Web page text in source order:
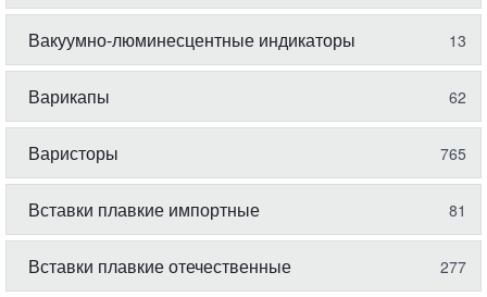
Вакуумно-люминесцентные индикаторы 13
Варикапы 62
Варисторы 765
Вставки плавкие импортные 81
Вставки плавкие отечественные 277